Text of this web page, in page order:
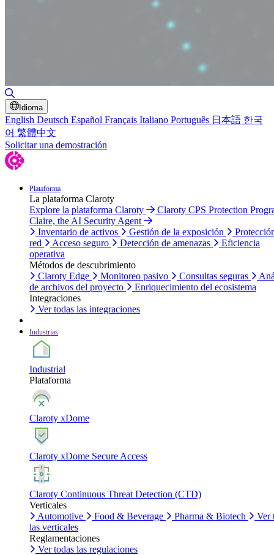
Idioma
English Deutsch Español Français Italiano Português 日本語 한국
어 繁體中文
Solicitar una demostración
Plataforma
La plataforma Claroty
Explore la plataforma Claroty
Claroty CPS Protection
Claire, the AI Security Agent
Inventario de activos
Gestión de la exposición
red
Acceso seguro Detección de amenazas
Eficiencia
operativa
Métodos de descubrimiento
Claroty Edge
Monitoreo pasivo Consultas seguras
de archivos del proyecto
Enriquecimiento del ecosistema
Integraciones
Ver todas las integraciones
Industrias
Industrial
Plataforma
Claroty xDome
Claroty xDome Secure Access
Claroty Continuous Threat Detection (CTD)
Verticales
Automotive
Food & Beverage Pharma & Biotech
Ver
las verticales
Reglamentaciones
Ver todas las regulaciones